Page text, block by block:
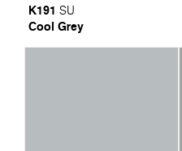
K191 SU
Cool Grey